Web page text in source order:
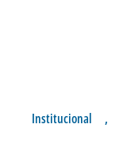
Institucional ,